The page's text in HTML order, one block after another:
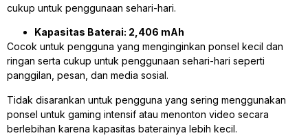
cukup untuk penggunaan sehari-hari.
Kapasitas Baterai: 2,406 mAh
Cocok untuk pengguna yang menginginkan ponsel kecil dan
ringan serta cukup untuk penggunaan sehari-hari seperti
panggilan, pesan, dan media sosial.
Tidak disarankan untuk pengguna yang sering menggunakan
ponsel untuk gaming intensif atau menonton video secara
berlebihan karena kapasitas baterainya lebih kecil.